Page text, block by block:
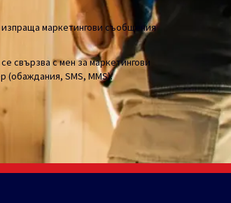
маркетингови съобщения
свързва с мен за маркетингови
(обаждания, SMS, MMS).